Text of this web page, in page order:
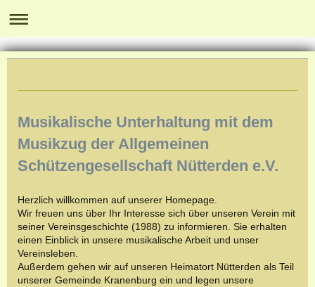
Musikalische Unterhaltung mit dem
Musikzug der Allgemeinen
Schützengesellschaft Nütterden e.V.
Herzlich willkommen auf unserer Homepage.
Wir freuen uns über Ihr Interesse sich über unseren Verein mit
seiner Vereinsgeschichte (1988) zu informieren. Sie erhalten
einen Einblick in unsere musikalische Arbeit und unser
Vereinsleben.
Außerdem gehen wir auf unseren Heimatort Nütterden als Teil
unserer Gemeinde Kranenburg ein und legen unsere